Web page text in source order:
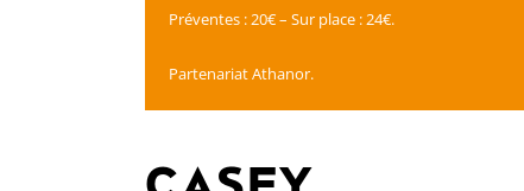
Préventes : 20€ – Sur place : 24€.
Partenariat Athanor.